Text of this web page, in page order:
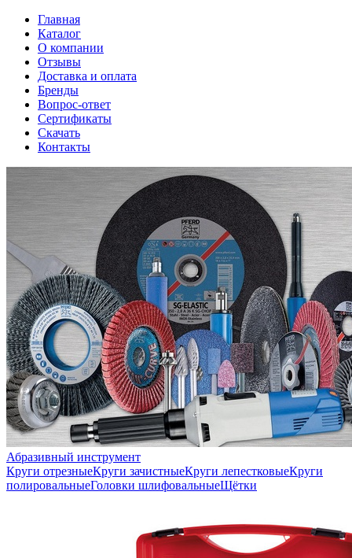
Главная
Каталог
О компании
Отзывы
Доставка и оплата
Бренды
Вопрос-ответ
Сертификаты
Скачать
Контакты
Абразивный инструмент
Круги отрезныеКруги зачистныеКруги лепестковыеКруги
полировальныеГоловки шлифовальныеЩётки